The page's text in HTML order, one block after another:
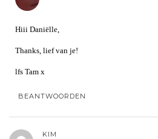
Hiii Daniëlle,
Thanks, lief van je!
lfs Tam x
BEANTWOORDEN
KIM